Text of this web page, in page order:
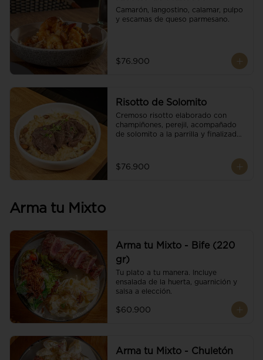
Camarón, langostino, calamar, pulpo
y escamas de queso parmesano.
$76.900
Risotto de Solomito
Cremoso risotto elaborado con
champiñones, perejil, acompañado
de solomito a la parrilla y finalizado
$76.900
Arma tu Mixto
Arma tu Mixto - Bife (220
gr)
Tu plato a tu manera. Incluye
ensalada de la huerta, guarnición y
salsa a elección.
$60.900
Arma tu Mixto - Chuletón